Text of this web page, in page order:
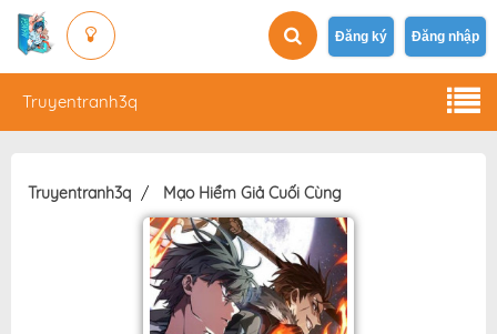
Đăng ký Đăng nhập
Truyentranh3q
Truyentranh3q Mạo Hiểm Giả Cuối Cùng